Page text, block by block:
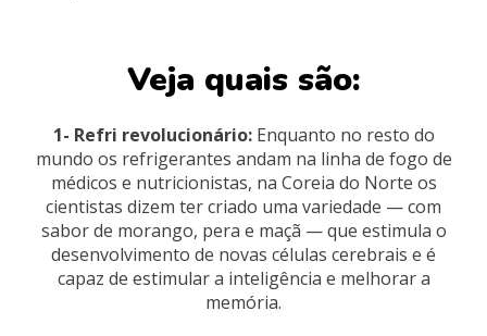
Veja quais são:
1- Refri revolucionário:Enquanto no resto do
mundo os refrigerantes andam na linha de fogo de
médicos e nutricionistas, na Coreia do Norte os
cientistas dizem ter criado uma variedade — com
sabor de morango, pera e maçã — que estimula o
desenvolvimento de novas células cerebrais e é
capaz de estimular a inteligência e melhorar a
memória.